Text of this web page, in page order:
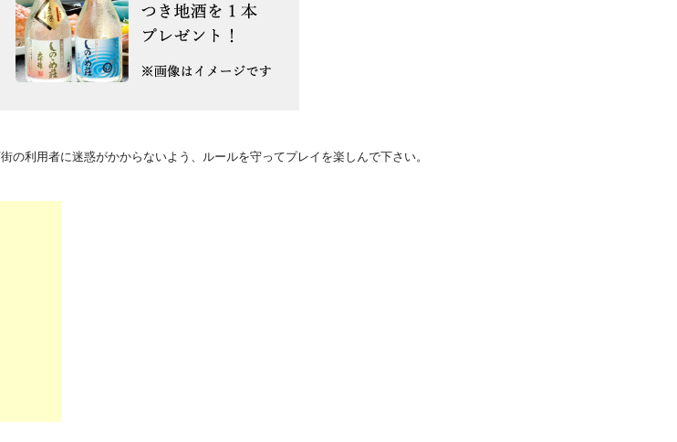
利用者に迷惑がかからないよう、ルールを守ってプレイを楽しんで下さい。